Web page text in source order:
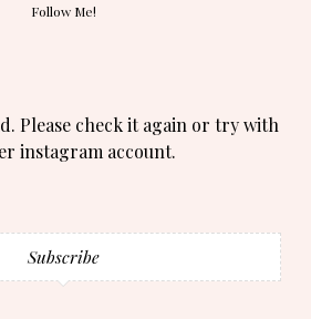
Follow Me!
Please check it again or try with
instagram account.
Subscribe